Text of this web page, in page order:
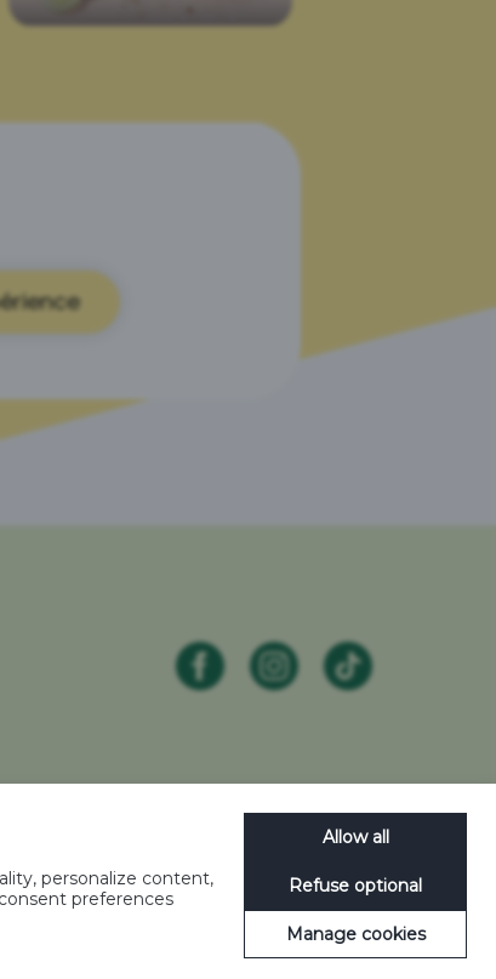
personalize content,
preferences
Allow all
Refuse optional
Manage cookies